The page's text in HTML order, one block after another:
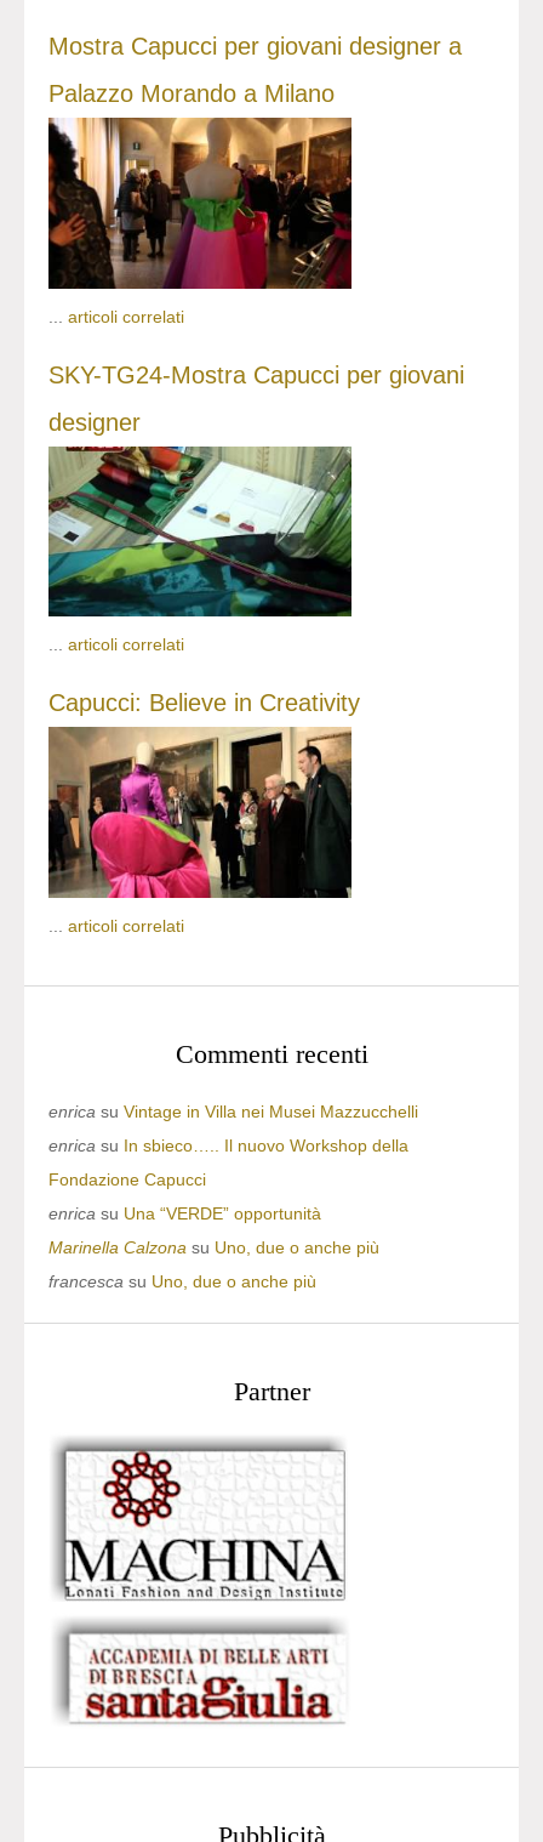
Mostra Capucci per giovani designer a
Palazzo Morando a Milano
articoli correlati
SKY-TG24-Mostra Capucci per giovani
designer
... articoli correlati
Capucci: Believe in Creativity
articoli correlati
Commenti recenti
enrica su Vintage in Villa nei Musei Mazzucchelli
enrica su In sbieco….. Il nuovo Workshop della
Fondazione Capucci
enrica su Una “VERDE” opportunità
Marinella Calzona su Uno, due o anche più
francesca su Uno, due o anche più
Partner
Pubblicità